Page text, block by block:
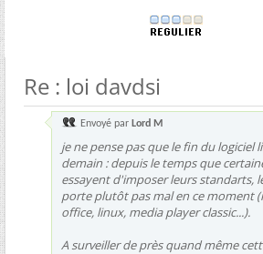
Re : loi davdsi
Envoyé par Lord M
je ne pense pas que le fin du logiciel
demain : depuis le temps que
essayent d'imposer leurs standarts,
porte plutôt pas mal en ce moment
office, linux, media player classic...).
A surveiller de près quand même